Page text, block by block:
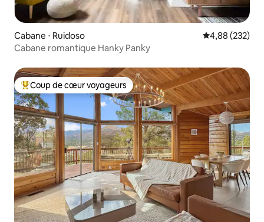
Cabane ⋅ Ruidoso Évaluation
4,88 (232)
Cabane romantique Hanky Panky
Coups de cœur voyageurs les plus appréciés
Coup de cœur voyageurs